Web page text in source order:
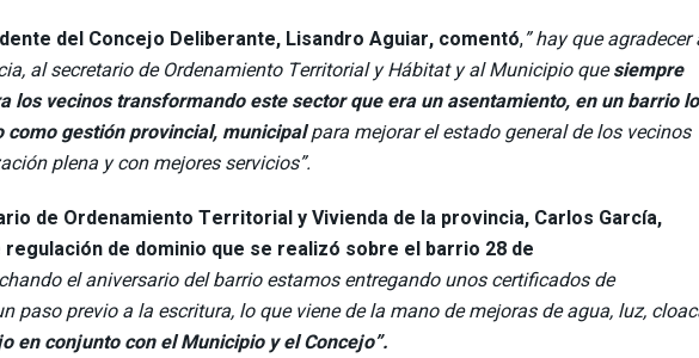
del Concejo Deliberante, Lisandro Aguiar, comentó,” hay que agradecer
al secretario de Ordenamiento Territorial y Hábitat y al Municipio quesiempre
los vecinos transformando este sector que era un asentamiento, en un barrio lo
gestión provincial, municipalpara mejorar el estado general de los vecinos
plena y con mejores servicios”.
de Ordenamiento Territorial y Vivienda de la provincia, Carlos García,
de dominio que se realizó sobre el barrio 28 de
el aniversario del barrio estamos entregando unos certificados de
paso previo a la escritura, lo que viene de la mano de mejoras de agua, luz,
en conjunto con el Municipio y el Concejo”.